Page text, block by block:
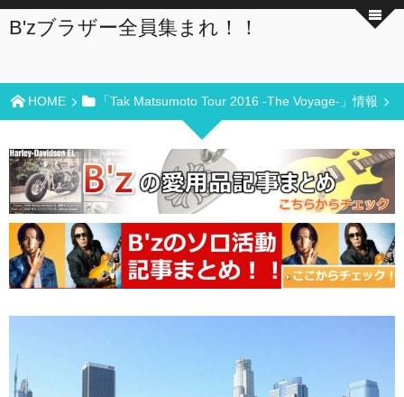
B'zブラザー全員集まれ！！
HOME 「Tak Matsumoto Tour 2016 -The Voyage-」情報